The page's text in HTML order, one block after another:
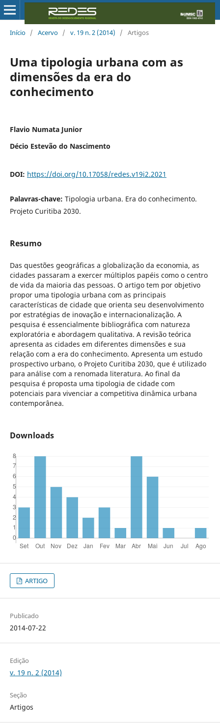
Início / Acervo / v. 19 n. 2 (2014) / Artigos
Uma tipologia urbana com as
dimensões da era do
conhecimento
Flavio Numata Junior
Décio Estevão do Nascimento
DOI: https://doi.org/10.17058/redes.v19i2.2021
Palavras-chave: Tipologia urbana. Era do conhecimento.
Projeto Curitiba 2030.
Resumo
Das questões geográficas a globalização da economia, as
cidades passaram a exercer múltiplos papéis como o centro
de vida da maioria das pessoas. O artigo tem por objetivo
propor uma tipologia urbana com as principais
características de cidade que orienta seu desenvolvimento
por estratégias de inovação e internacionalização. A
pesquisa é essencialmente bibliográfica com natureza
exploratória e abordagem qualitativa. A revisão teórica
apresenta as cidades em diferentes dimensões e sua
relação com a era do conhecimento. Apresenta um estudo
prospectivo urbano, o Projeto Curitiba 2030, que é utilizado
para análise com a renomada literatura. Ao final da
pesquisa é proposta uma tipologia de cidade com
potenciais para vivenciar a competitiva dinâmica urbana
contemporânea.
Downloads
ARTIGO
Publicado
2014-07-22
Edição
v. 19 n. 2 (2014)
Seção
Artigos